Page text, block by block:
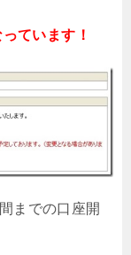
ています！
までの口座開